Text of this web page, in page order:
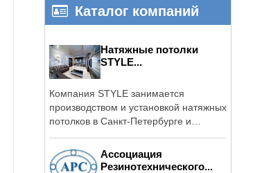
Каталог компаний
Натяжные потолки
STYLE...
Компания STYLE занимается
производством и установкой натяжных
потолков в Санкт-Петербурге и
Ассоциация
Резинотехнического...